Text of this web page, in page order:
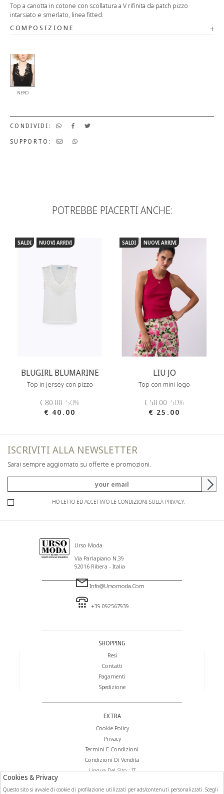
Top a canotta in cotone con scollatura a V rifinita da patch pizzo
intarsiato e smerlato, linea fitted.
COMPOSIZIONE
NERO
CONDIVIDI:
SUPPORTO:
POTREBBE PIACERTI ANCHE:
SALDI NUOVI ARRIVI
BLUGIRL BLUMARINE
Top in jersey con pizzo
€ 80.00-50%
€ 40.00
SALDI NUOVI ARRIVI
LIU JO
Top con mini logo
€ 50.00-50%
€ 25.00
ISCRIVITI ALLA NEWSLETTER
Sarai sempre aggiornato su offerte e promozioni.
HO LETTO ED ACCETTATO LE CONDIZIONI SULLA PRIVACY.
Urso Moda
Via Parlapiano N.39
92016 Ribera - Italia
Info@ursomoda.com
+39 092567939
SHOPPING
Resi
Contatti
Pagamenti
Spedizione
EXTRA
Cookie Policy
Privacy
Termini E Condizioni
Condizioni Di Vendita
Lingua Del Sito : IT
Cookies & Privacy
Questo sito si avvale di cookie di profilazione utilizzati per ads/contenuti personalizzati. Scegli